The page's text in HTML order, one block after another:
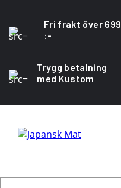
Fri frakt över 699
:-
Trygg betalning
med Kustom